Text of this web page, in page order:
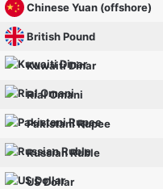
Chinese Yuan (offshore)
British Pound
Kuwaiti Dinar
Rial Omani
Pakistani Rupee
Russian Ruble
US Dollar